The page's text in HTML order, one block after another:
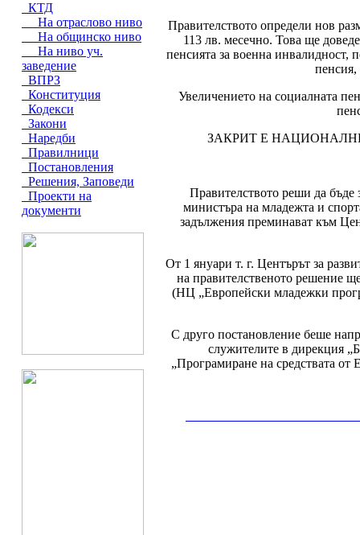
КТД
На отраслово ниво
На общинско ниво
На ниво уч.
заведение
ВПРЗ
Конституция
Кодекси
Закони
Наредби
Правилници
Постановления
Решения, Заповеди
Проекти на
документи
Правителството определи нов
113 лв. месечно. Това ще
пенсията за военна инвалидност,
Увеличението на социалната
ЗАКРИТ Е
Правителството реши да
министъра на младежта и
задължения преминават към
От 1 януари т. г. Центърът за
на правителственото решение
(НЦ „Европейски младежки
С друго постановление беше
служителите в дирекция
„Програмиране на средствата